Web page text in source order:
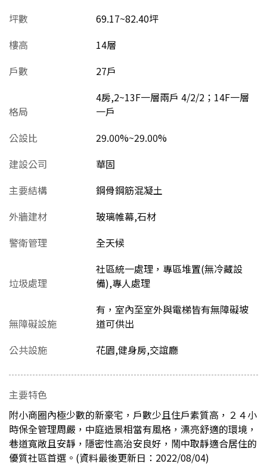
坪數
69.17~82.40坪
樓高
14層
戶數
27戶
格局
4房,2~13F一層兩戶 4/2/2；14F一層
一戶
公設比
29.00%~29.00%
建設公司
華固
主要結構
鋼骨鋼筋混凝土
外牆建材
玻璃帷幕,石材
警衛管理
全天候
垃圾處理
社區統一處理，專區堆置(無冷藏設
備),專人處理
無障礙設施
有，室內至室外與電梯皆有無障礙坡
道可供出
公共設施
花園,健身房,交誼廳
主要特色
附小商圈內極少數的新豪宅，戶數少且住戶素質高，２４小
時保全管理周嚴，中庭造景相當有風格，漂亮舒適的環境，
巷道寬敞且安靜，隱密性高治安良好，鬧中取靜適合居住的
優質社區首選。(資料最後更新日：2022/08/04)